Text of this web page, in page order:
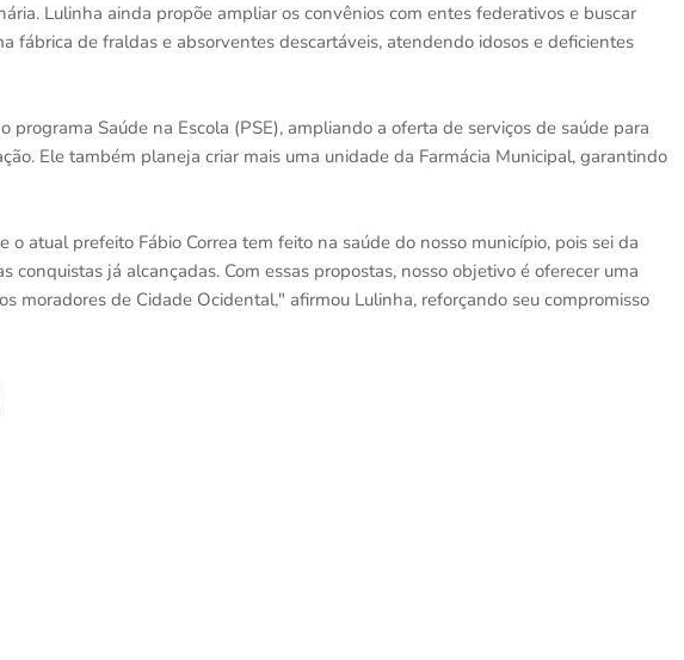
Lulinha ainda propõe ampliar os convênios com entes federativos e buscar
fábrica de fraldas e absorventes descartáveis, atendendo idosos e deficientes
programa Saúde na Escola (PSE), ampliando a oferta de serviços de saúde para
Ele também planeja criar mais uma unidade da Farmácia Municipal, garantindo
o atual prefeito Fábio Correa tem feito na saúde do nosso município, pois sei da
conquistas já alcançadas. Com essas propostas, nosso objetivo é oferecer uma
moradores de Cidade Ocidental," afirmou Lulinha, reforçando seu compromisso